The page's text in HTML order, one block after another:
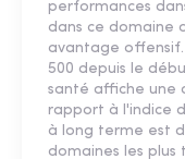
performances
dans ce domaine
avantage offensif.
500 depuis le
santé affiche une
rapport à l'indice
à long terme est
domaines les plus